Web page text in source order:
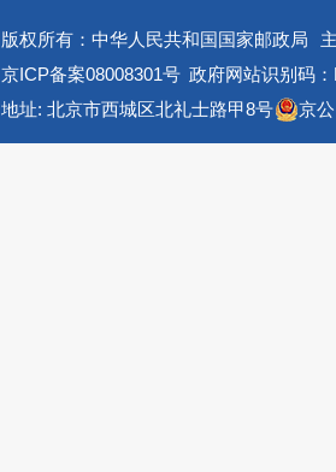
版权所有：中华人民共和国国家邮政局
京ICP备案08008301号 政府网站识别码
地址: 北京市西城区北礼士路甲8号
京